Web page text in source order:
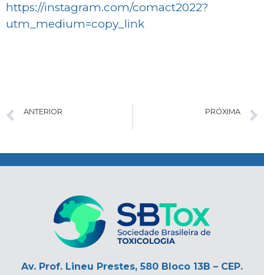
https://instagram.com/comact2022?
utm_medium=copy_link
ANTERIOR PRÓXIMA
.
Av. Prof. Lineu Prestes, 580 Bloco 13B – CEP.